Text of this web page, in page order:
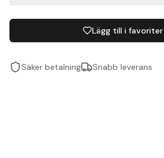
Lägg till i favoriter
Säker betalning Snabb leverans